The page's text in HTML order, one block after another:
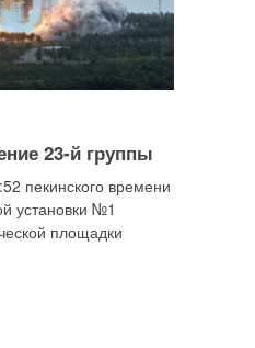
23-й группы
пекинского времени
установки №1
площадки